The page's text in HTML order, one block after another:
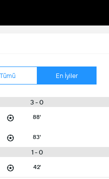
Tümü En İyiler
3 - 0
88'
83'
1 - 0
42'